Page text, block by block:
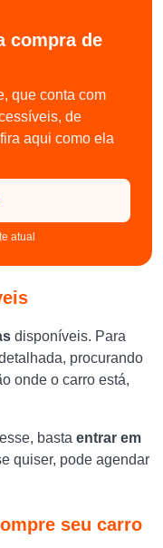
compra de
que conta com
de
aqui como ela
atual
disponíveis. Para
procurando
onde o carro está,
basta entrar em
quiser, pode agendar
seu carro